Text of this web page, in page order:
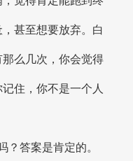
甚至想要放弃。白
么几次，你会觉得
住，你不是一个人
？答案是肯定的。